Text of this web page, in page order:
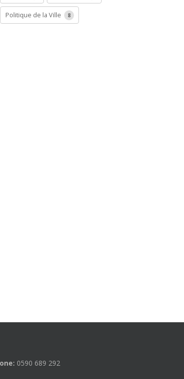
Politique de la Ville 8
0590 689 292